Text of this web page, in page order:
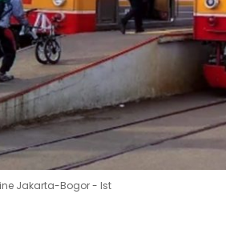
Jakarta-Bogor - Ist